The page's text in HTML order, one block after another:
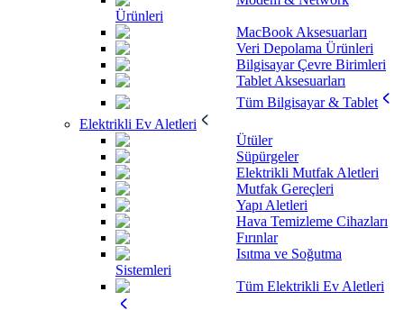
Ürünleri
MacBook Aksesuarları
Veri Depolama Ürünleri
Bilgisayar Çevre Birimleri
Tablet Aksesuarları
Tüm Bilgisayar & Tablet
Elektrikli Ev Aletleri
Ütüler
Süpürgeler
Elektrikli Mutfak Aletleri
Mutfak Gereçleri
Yapı Aletleri
Hava Temizleme Cihazları
Fırınlar
Isıtma ve Soğutma
Sistemleri
Tüm Elektrikli Ev Aletleri